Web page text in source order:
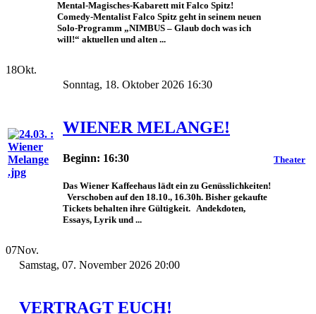
Mental-Magisches-Kabarett mit Falco Spitz!
Comedy-Mentalist Falco Spitz geht in seinem neuen
Solo-Programm „NIMBUS – Glaub doch was ich
will!“ aktuellen und alten ...
18Okt.
Sonntag, 18. Oktober 2026 16:30
WIENER MELANGE!
Beginn: 16:30
Das Wiener Kaffeehaus lädt ein zu Genüsslichkeiten!
Verschoben auf den 18.10., 16.30h. Bisher gekaufte
Tickets behalten ihre Gültigkeit. Andekdoten,
Essays, Lyrik und ...
Theater
07Nov.
Samstag, 07. November 2026 20:00
VERTRAGT EUCH!